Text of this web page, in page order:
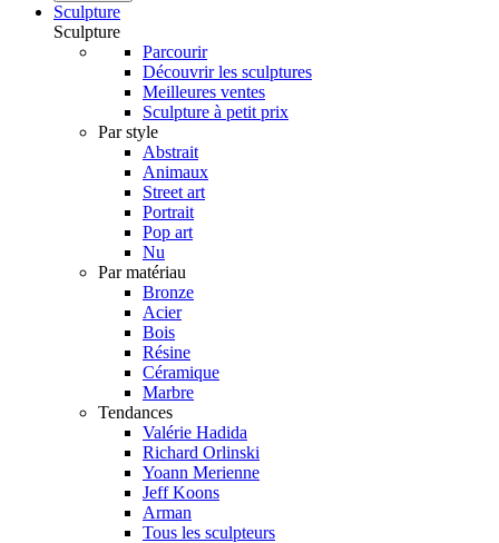
Sculpture
Sculpture
Parcourir
Découvrir les sculptures
Meilleures ventes
Sculpture à petit prix
Par style
Abstrait
Animaux
Street art
Portrait
Pop art
Nu
Par matériau
Bronze
Acier
Bois
Résine
Céramique
Marbre
Tendances
Valérie Hadida
Richard Orlinski
Yoann Merienne
Jeff Koons
Arman
Tous les sculpteurs